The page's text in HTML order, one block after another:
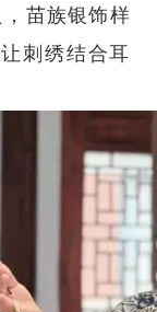
苗族银饰样
刺绣结合耳